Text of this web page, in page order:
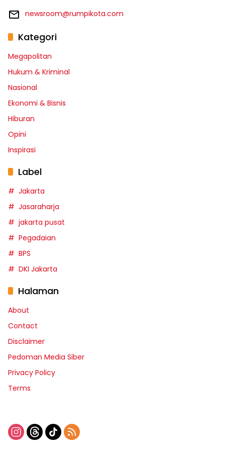
newsroom@rumpikota.com
Kategori
Megapolitan
Hukum & Kriminal
Nasional
Ekonomi & Bisnis
Hiburan
Opini
Inspirasi
Label
Jakarta
Jasaraharja
jakarta pusat
Pegadaian
BPS
DKI Jakarta
Halaman
About
Contact
Disclaimer
Pedoman Media Siber
Privacy Policy
Terms